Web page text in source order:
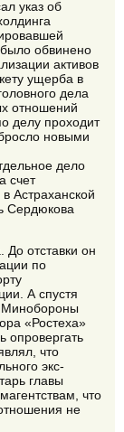
указ об
обвинено
активов
ущерба в
дела
отношений
делу проходит
новыми
дело
счет
Астраханской
Сердюкова
До отставки он
по
А спустя
Минобороны
«Ростеха»
что
экс-
главы
что
не